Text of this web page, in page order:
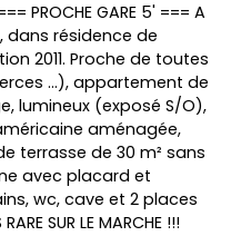
PROCHE GARE 5' === A
dans résidence de
2011. Proche de toutes
...), appartement de
lumineux (exposé S/O),
aménagée,
terrasse de 30 m² sans
avec placard et
wc, cave et 2 places
SUR LE MARCHE !!!